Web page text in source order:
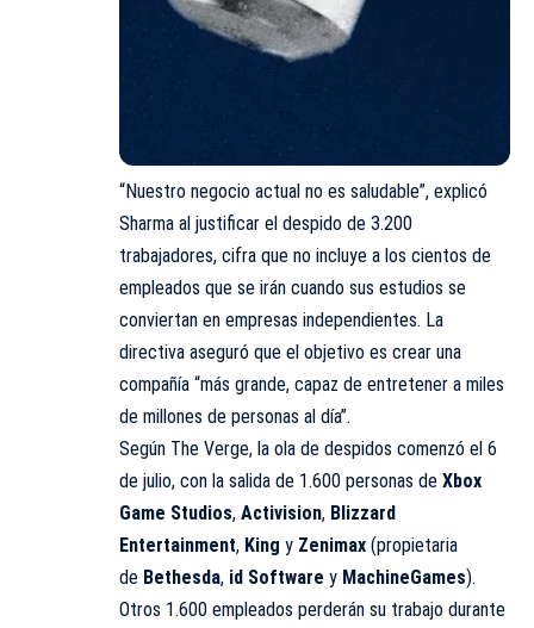
“Nuestro negocio actual no es saludable”, explicó
Sharma al justificar el despido de 3.200
trabajadores, cifra que no incluye a los cientos de
empleados que se irán cuando sus estudios se
conviertan en empresas independientes. La
directiva aseguró que el objetivo es crear una
compañía “más grande, capaz de entretener a miles
de millones de personas al día”.
Según The Verge, la ola de despidos comenzó el 6
de julio, con la salida de 1.600 personas de Xbox
Game Studios, Activision, Blizzard
Entertainment, King y Zenimax (propietaria
de Bethesda, id Software y MachineGames).
Otros 1.600 empleados perderán su trabajo durante